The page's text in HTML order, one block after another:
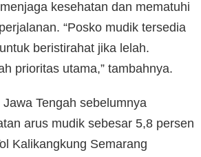
kesehatan dan mematuhi
“Posko mudik tersedia
beristirahat jika lelah.
prioritas utama,” tambahnya.
Tengah sebelumnya
arus mudik sebesar 5,8 persen
Kalikangkung Semarang